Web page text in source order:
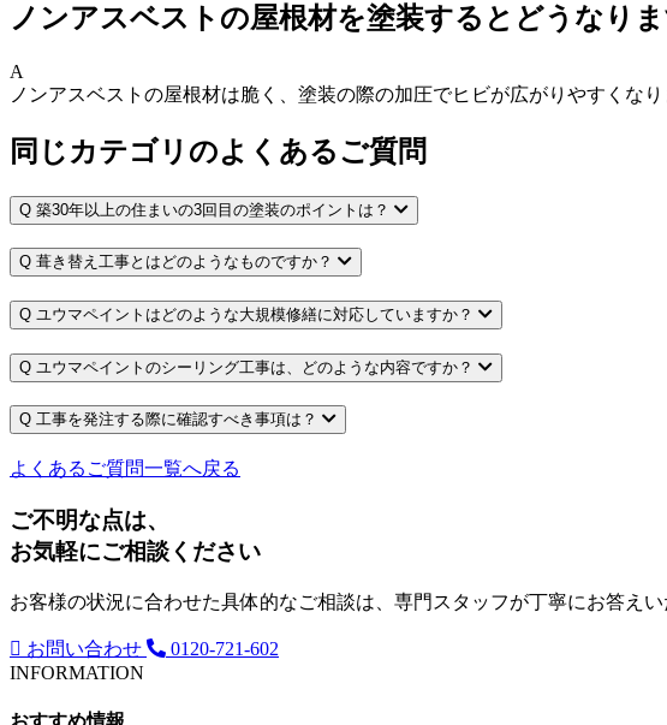
ノンアスベストの屋根材を塗装するとどうなりま
A
ノンアスベストの屋根材は脆く、塗装の際の加圧でヒビが広がりやすくな
同じカテゴリのよくあるご質問
Q 築30年以上の住まいの3回目の塗装のポイントは？
Q 葺き替え工事とはどのようなものですか？
Q ユウマペイントはどのような大規模修繕に対応していますか？
Q ユウマペイントのシーリング工事は、どのような内容ですか？
Q 工事を発注する際に確認すべき事項は？
よくあるご質問一覧へ戻る
ご不明な点は、
お気軽にご相談ください
お客様の状況に合わせた具体的なご相談は、専門スタッフが丁寧にお答え
お問い合わせ
0120-721-602
INFORMATION
おすすめ情報